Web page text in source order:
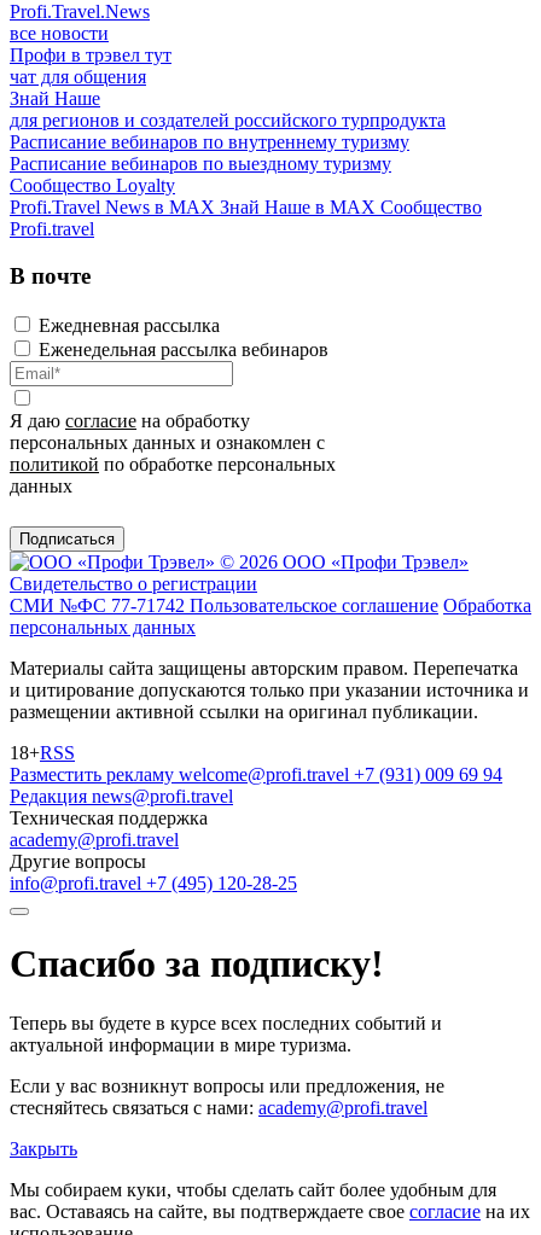
Profi.Travel.News
все новости
Профи в трэвел тут
чат для общения
Знай Наше
для регионов и создателей российского турпродукта
Расписание вебинаров по внутреннему туризму
Расписание вебинаров по выездному туризму
Сообщество Loyalty
Profi.Travel News в MAX Знай Наше в MAX Сообщество
Profi.travel
В почте
Ежедневная рассылка
Еженедельная рассылка вебинаров
Я даю согласие на обработку
персональных данных и ознакомлен с
политикой по обработке персональных
данных
Подписаться
© 2026 ООО «Профи Трэвeл»
Свидетельство о регистрации
СМИ №ФС 77-71742 Пользовательское соглашение Обработка
персональных данных
Материалы сайта защищены авторским правом. Перепечатка
и цитирование допускаются только при указании источника и
размещении активной ссылки на оригинал публикации.
18+RSS
Разместить рекламу welcome@profi.travel +7 (931) 009 69 94
Редакция news@profi.travel
Техническая поддержка
academy@profi.travel
Другие вопросы
info@profi.travel +7 (495) 120-28-25
Спасибо за подписку!
Теперь вы будете в курсе всех последних событий и
актуальной информации в мире туризма.
Если у вас возникнут вопросы или предложения, не
стесняйтесь связаться с нами: academy@profi.travel
Закрыть
Мы собираем куки, чтобы сделать сайт более удобным для
вас. Оставаясь на сайте, вы подтверждаете свое согласие на их